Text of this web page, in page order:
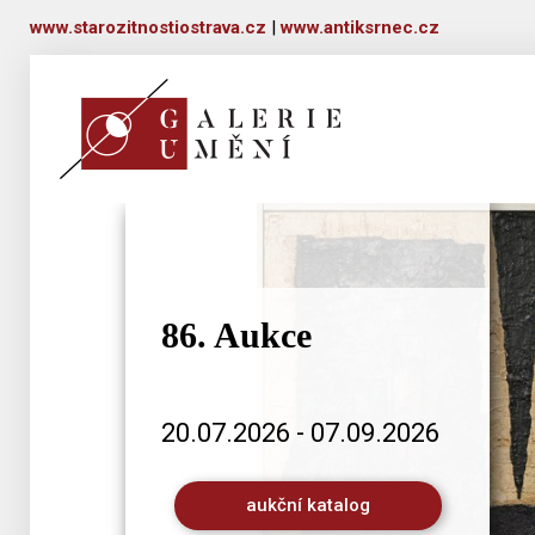
www.starozitnostiostrava.cz |www.antiksrnec.cz
86. Aukce
20.07.2026 - 07.09.2026
aukční katalog